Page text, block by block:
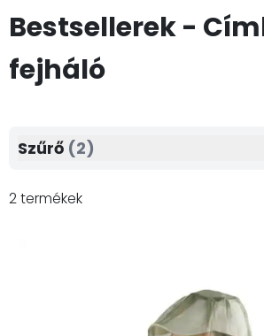
Bestsellerek -
fejháló
2 termékek
Szűrő (2)
Keresés